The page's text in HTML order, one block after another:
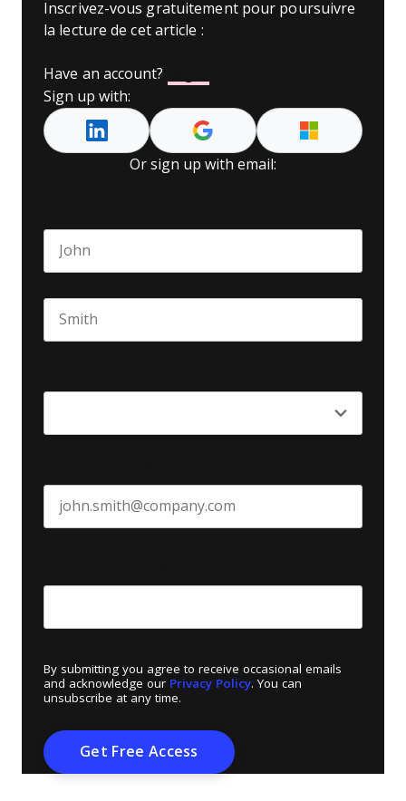
Inscrivez-vous gratuitement pour poursuivre
la lecture de cet article :
Have an account?
Sign up with:
Or sign up with email:
By submitting you agree to receive occasional emails
and acknowledge our Privacy Policy. You can
unsubscribe at any time.